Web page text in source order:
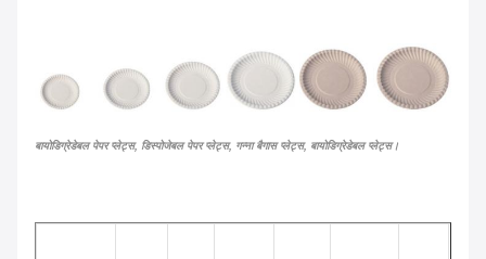
बायोडिग्रेडेबल पेपर प्लेट्स, डिस्पोजेबल पेपर प्लेट्स, गन्ना बैगास प्लेट्स, बायोडिग्रेडेबल प्लेट्स।